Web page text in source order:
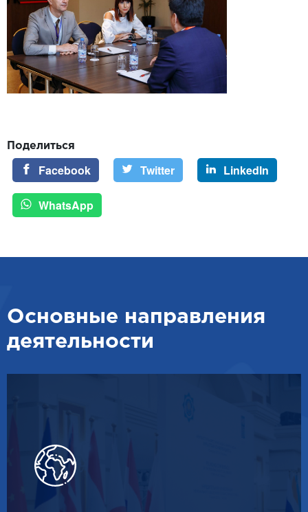
Поделиться
Facebook Twitter LinkedIn
WhatsApp
Основные направления
деятельности